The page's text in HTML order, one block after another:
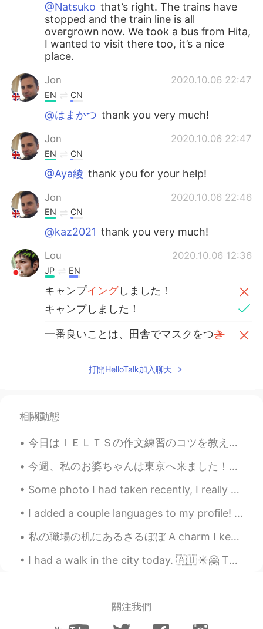
@Natsuko that’s right. The trains have
stopped and the train line is all
overgrown now. We took a bus from Hita,
I wanted to visit there too, it’s a nice
place.
Jon 2020.10.06 22:47
EN CN
@はまかつ thank you very much!
Jon 2020.10.06 22:47
EN CN
@Aya綾 thank you for your help!
Jon 2020.10.06 22:46
EN CN
@kaz2021 thank you very much!
Lou 2020.10.06 12:36
JP EN
キャンプイングしました！
キャンプしました！
一番良いことは、田舎でマスクをつき
一番良いことは、田舎では マスクをつ
ませんでした！
JP
息子は初めてでした、僕は10年ぐらい
息子は初めてでした、僕は10年ぐらい
ぶりでした。
I would say either ぐらい
ぶりorぶりぐらい both okay
一番良いことは、田舎でマスクをつ
ませんでした！
一番良いことは、田舎でマスクをつけ
ませんでした！ is ok but I would say 良
初めて、新鮮な空気を吸うこと
打開HelloTalk加入聊天
相關動態
今日はＩＥＬＴＳの作文練習のコツを教えます。📄 第一）問題をちゃんと読んで読み取ります 問題を分解して一つ一つの話題に対して答えを書きます。そこからエッセイをどう分ければいいかがわかるように...
今週、私のお婆ちゃんは東京へ来ました！花見をしたいです🌸 81歳です。。。とても元気ですねー！👵 でも、それで私たちはたくさんやっています。東京に観光です、笑😁 (私はもっとパンケーキ食べてい...
Some photo I had taken recently, I really enjoy photography but I’m still a beginner I have so mu...
I added a couple languages to my profile! I don’t know any Korean or Chinese, but I was thinkin...
私の職場の机にあるさるぼぼ A charm I keep on my desk at work これを見ると「頑張ろう」な気分になる(笑) Whenever I see it I get th...
I had a walk in the city today. 🇦🇺☀️🤗 This is the city of Sydney. 🛥️ 🌁 I walked a lot, taking p...
關注我們